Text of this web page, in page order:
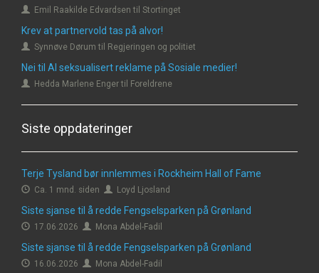
Emil Raakilde Edvardsen til Stortinget
Krev at partnervold tas på alvor!
Synnøve Dørum til Regjeringen og politiet
Nei til AI seksualisert reklame på Sosiale medier!
Hedda Marlene Enger til Foreldrene
Siste oppdateringer
Terje Tysland bør innlemmes i Rockheim Hall of Fame
Ca. 1 mnd. siden Loyd Ljosland
Siste sjanse til å redde Fengselsparken på Grønland
17.06.2026 Mona Abdel-Fadil
Siste sjanse til å redde Fengselsparken på Grønland
16.06.2026 Mona Abdel-Fadil